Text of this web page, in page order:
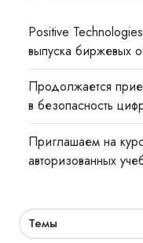
Positive
выпуска биржевых
Продолжается
в безопасность
Приглашаем на
авторизованных
Темы